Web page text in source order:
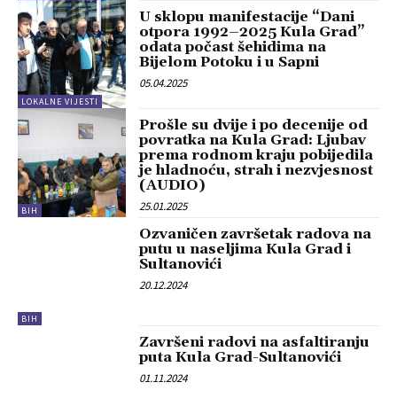
LOKALNE VIJESTI
U sklopu manifestacije “Dani
otpora 1992–2025 Kula Grad”
odata počast šehidima na
Bijelom Potoku i u Sapni
05.04.2025
BIH
Prošle su dvije i po decenije od
povratka na Kula Grad: Ljubav
prema rodnom kraju pobijedila
je hladnoću, strah i nezvjesnost
(AUDIO)
25.01.2025
BIH
Ozvaničen završetak radova na
putu u naseljima Kula Grad i
Sultanovići
20.12.2024
Završeni radovi na asfaltiranju
puta Kula Grad-Sultanovići
01.11.2024